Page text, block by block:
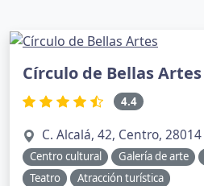
Círculo de Bellas Artes
4.4
C. Alcalá, 42, Centro,
Centro cultural Galería de arte
Teatro
Atracción turística